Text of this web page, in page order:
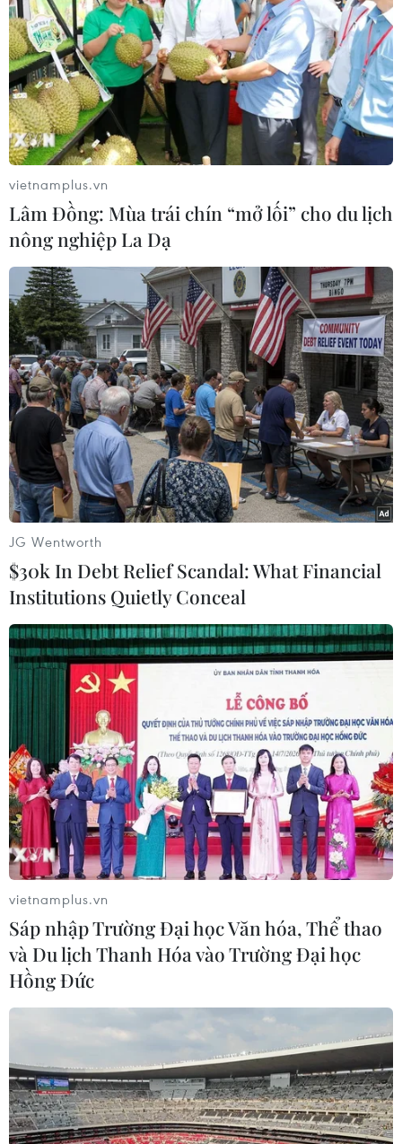
Lực lượng đoàn viên thanh niên dọn dẹp vệ sinh trường Mầm
non thị trấn Kiến Giang, huyện Lệ Thủy (Quảng Bình). (Ảnh:
Danh Lam/TTXVN)
Lực lượng dân quân, đoàn viên thanh niên dọn dẹp vệ sinh
trường Mầm non thị trấn Kiến Giang, huyện Lệ Thủy (Quảng
Bình).(Ảnh: Danh Lam/TTXVN)
Giáo viên dọn dẹp vệ sinh trường Mầm non thị trấn Kiến Giang,
huyện Lệ Thủy (Quảng Bình). (Ảnh: Danh Lam/TTXVN)
Người dân huyện Lệ Thủy dọn dẹp nhà cửa. (Ảnh: Danh
vietnamplus.vn
Lâm Đồng: Mùa trái chín “mở lối” cho du lịch
nông nghiệp La Dạ
JG Wentworth
$30k In Debt Relief Scandal: What Financial
Institutions Quietly Conceal
vietnamplus.vn
Sáp nhập Trường Đại học Văn hóa, Thể thao
và Du lịch Thanh Hóa vào Trường Đại học
Hồng Đức